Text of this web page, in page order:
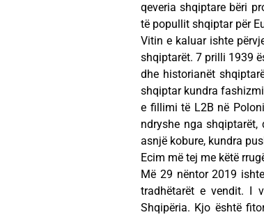
qeveria shqiptare bëri
të popullit shqiptar për
Vitin e kaluar ishte
shqiptarët. 7 prilli 1939
dhe historianët
shqiptar kundra
e fillimi të L2B në
ndryshe nga
asnjë kobure, kundra
Ecim më tej me këtë
Më 29 nëntor 2019
tradhëtarët e vendit. I
Shqipëria. Kjo është